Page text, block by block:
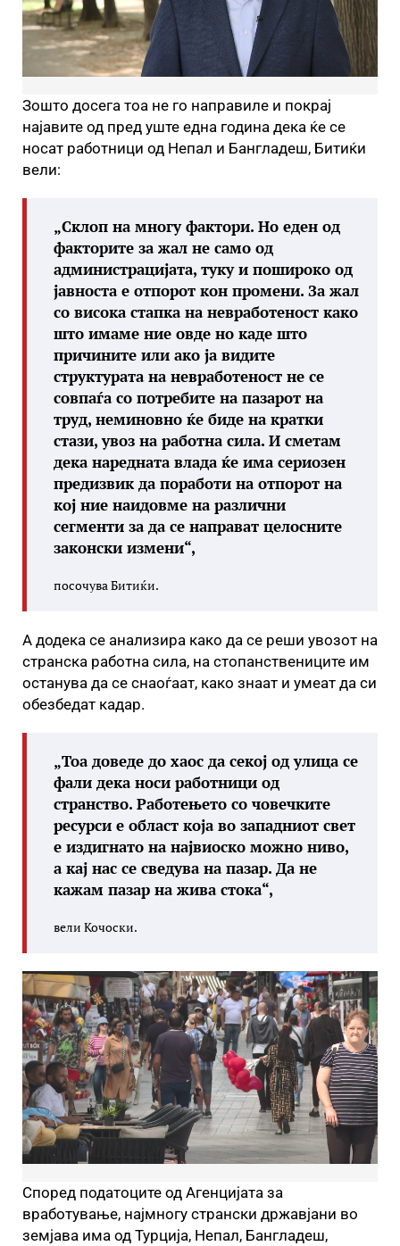
Зошто досега тоа не го направиле и покрај
најавите од пред уште една година дека ќе се
носат работници од Непал и Бангладеш, Битиќи
вели:
„Склоп на многу фактори. Но еден од
факторите за жал не само од
администрацијата, туку и пошироко од
јавноста е отпорот кон промени. За жал
со висока стапка на невработеност како
што имаме ние овде но каде што
причините или ако ја видите
структурата на невработеност не се
совпаѓа со потребите на пазарот на
труд, неминовно ќе биде на кратки
стази, увоз на работна сила. И сметам
дека наредната влада ќе има сериозен
предизвик да поработи на отпорот на
кој ние наидовме на различни
сегменти за да се направат целосните
законски измени“,
посочува Битиќи.
А додека се анализира како да се реши увозот на
странска работна сила, на стопанствениците им
останува да се снаоѓаат, како знаат и умеат да си
обезбедат кадар.
„Тоа доведе до хаос да секој од улица се
фали дека носи работници од
странство. Работењето со човечките
ресурси е област која во западниот свет
е издигнато на највиоско можно ниво,
а кај нас се сведува на пазар. Да не
кажам пазар на жива стока“,
вели Кочоски.
Според податоците од Агенцијата за
вработување, најмногу странски државјани во
земјава има од Турција, Непал, Бангладеш,